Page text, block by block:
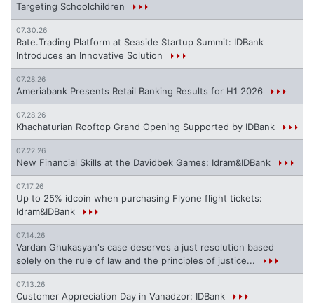
Targeting Schoolchildren
07.30.26
Rate.Trading Platform at Seaside Startup Summit: IDBank
Introduces an Innovative Solution
07.28.26
Ameriabank Presents Retail Banking Results for H1 2026
07.28.26
Khachaturian Rooftop Grand Opening Supported by IDBank
07.22.26
New Financial Skills at the Davidbek Games: Idram&IDBank
07.17.26
Up to 25% idcoin when purchasing Flyone flight tickets:
Idram&IDBank
07.14.26
Vardan Ghukasyan's case deserves a just resolution based
solely on the rule of law and the principles of justice...
07.13.26
Customer Appreciation Day in Vanadzor: IDBank